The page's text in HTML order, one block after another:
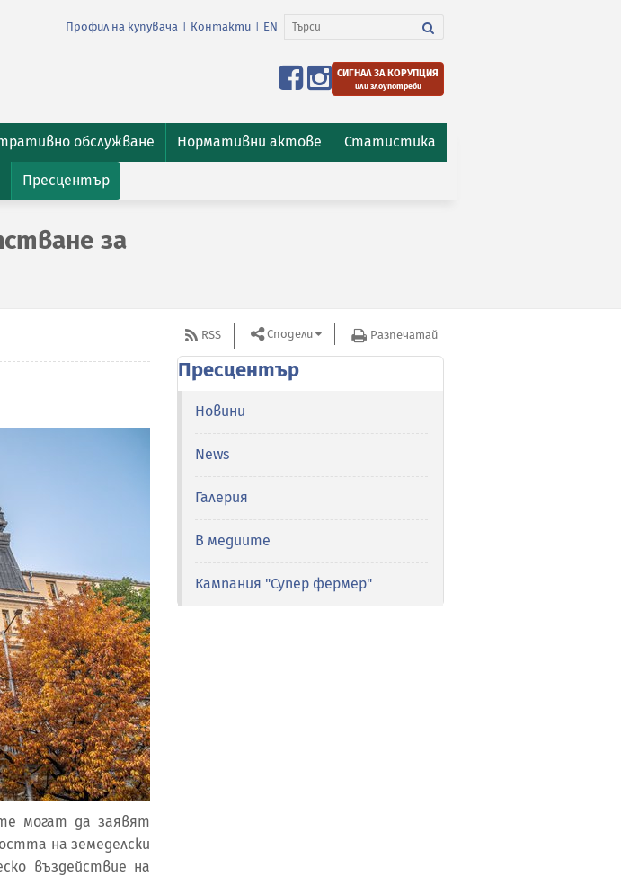
Профил на купувача Контакти EN
СИГНАЛ ЗА КОРУПЦИЯ
или злоупотреби
обслужване Нормативни актове Статистика
Пресцентър
за
могат да заявят
на земеделски
въздействие на
RSS Сподели Разпечатай
Пресцентър
Новини
News
Галерия
В медиите
Кампания "Супер фермер"